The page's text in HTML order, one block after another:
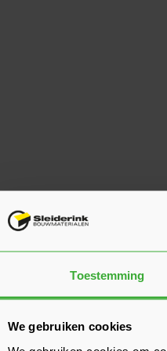
Toestemming
We gebruiken cookies